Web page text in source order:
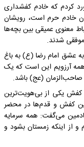
کردم که خادم کفشداری
خادم حرم است، رویشان
معنوی عمیقی بین بچه‌ها
شدند.
عشق امام رضا (ع) به باغ
آرزویم این است که یک
(عج) باشد.
کفش یکی از بی‌هویت‌ترین
کفش و قدم‌ها در محضر
می‌گفت: همه سرمایه
از اینکه زمستان بشود و